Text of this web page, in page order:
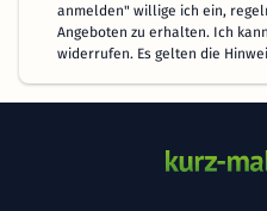
anmelden" willige ich ein,
Angeboten zu erhalten. Ich
widerrufen. Es gelten die